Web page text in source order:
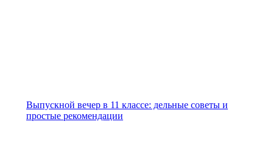
Выпускной вечер в 11 классе: дельные советы и
простые рекомендации